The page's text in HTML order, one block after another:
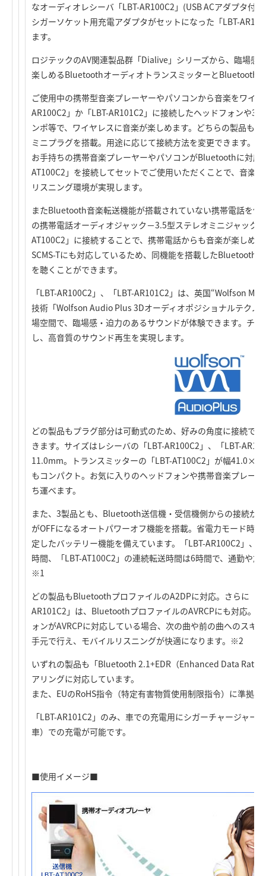
なオーディオレシーバ「LBT-AR100C2」(USB ACアダプタ付)
シガーソケット用充電アダプタがセットになった「LBT-
ます。
ロジテックのAV関連製品群「Dialive」シリーズから、臨場感
楽しめるBluetoothオーディオトランスミッターとBluetooth
ご使用中の携帯型音楽プレーヤーやパソコンから音楽をワイ
AR100C2」か「LBT-AR101C2」に接続したヘッドフォンや
ンポ等で、ワイヤレスに音楽が楽しめます。どちらの製品も
ミニプラグを搭載。用途に応じて接続方法を変更できます。
お手持ちの携帯音楽プレーヤーやパソコンがBluetoothに対応
AT100C2」を接続してセットでご使用いただくことで、音楽
リスニング環境が実現します。
またBluetooth音楽転送機能が搭載されていない携帯電話を使
の携帯電話オーディオジャック－3.5型ステレオミニジャック
AT100C2」に接続することで、携帯電話からも音楽が楽しめ
SCMS-Tにも対応しているため、同機能を搭載したBluetooth
を聴くことができます。
「LBT-AR100C2」、「LBT-AR101C2」は、英国“Wolfson
技術「Wolfson Audio Plus 3Dオーディオポジショナルテクノ
場空間で、臨場感・迫力のあるサウンドが体験できます。チ
し、高音質のサウンド再生を実現します。
どの製品もプラグ部分は可動式のため、好みの角度に接続で
きます。サイズはレシーバの「LBT-AR100C2」、「LBT-
11.0mm。トランスミッターの「LBT-AT100C2」が幅41.0×
もコンパクト。お気に入りのヘッドフォンや携帯音楽プレー
ち運べます。
また、3製品とも、Bluetooth送信機・受信機側からの接続が
がOFFになるオートパワーオフ機能を搭載。省電力モード時
定したバッテリー機能を備えています。「LBT-AR100C2」、
時間、「LBT-AT100C2」の連続転送時間は6時間で、通勤や
※1
どの製品もBluetoothプロファイルのA2DPに対応。さらに「
AR101C2」は、BluetoothプロファイルのAVRCPにも対応。
ォンがAVRCPに対応している場合、次の曲や前の曲へのスキ
手元で行え、モバイルリスニングが快適になります。※2
いずれの製品も「Bluetooth 2.1+EDR（Enhanced Data Rate
アリングに対応しています。
また、EUのRoHS指令（特定有害物質使用制限指令）に準拠
「LBT-AR101C2」のみ、車での充電用にシガーチャージャー
車）での充電が可能です。
■使用イメージ■